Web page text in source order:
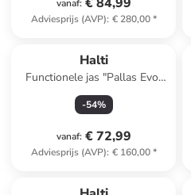
vanaf:
Adviesprijs (AVP): € 280,00*
Halti
Functionele jas "Pallas Evo"
groen
-54%
vanaf: € 72,99
Adviesprijs (AVP): € 160,00*